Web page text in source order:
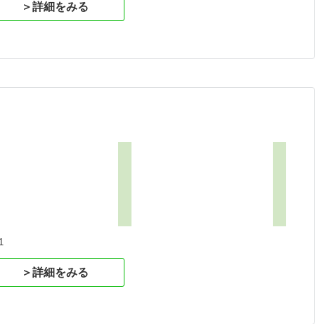
＞詳細をみる
＞詳細をみる